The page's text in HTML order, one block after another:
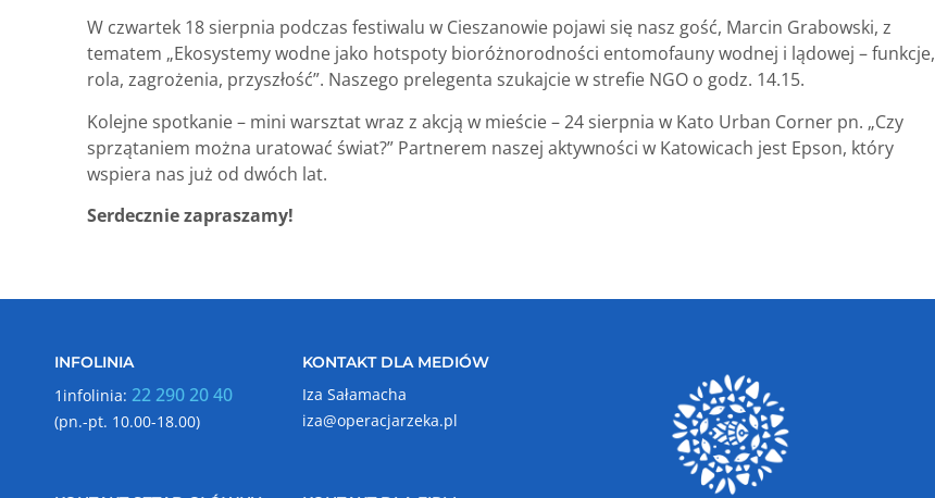
W czwartek 18 sierpnia podczas festiwalu w Cieszanowie pojawi się nasz gość, Marcin Grabowski, z
tematem „Ekosystemy wodne jako hotspoty bioróżnorodności entomofauny wodnej i lądowej – funkcje,
rola, zagrożenia, przyszłość”. Naszego prelegenta szukajcie w strefie NGO o godz. 14.15.
Kolejne spotkanie – mini warsztat wraz z akcją w mieście – 24 sierpnia w Kato Urban Corner pn. „Czy
sprzątaniem można uratować świat?” Partnerem naszej aktywności w Katowicach jest Epson, który
wspiera nas już od dwóch lat.
Serdecznie zapraszamy!
INFOLINIA
1infolinia: 22 290 20 40
(pn.-pt. 10.00-18.00)
KONTAKT DLA MEDIÓW
Iza Sałamacha
iza@operacjarzeka.pl